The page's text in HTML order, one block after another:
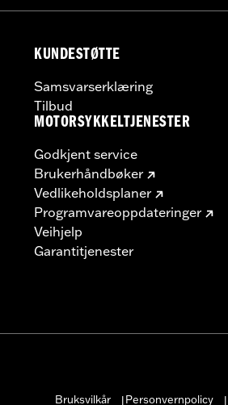
KUNDESTØTTE
Samsvarserklæring
Tilbud
MOTORSYKKELTJENESTER
Godkjent service
Brukerhåndbøker
Vedlikeholdsplaner
Programvareoppdateringer
Veihjelp
Garantitjenester
Bruksvilkår
Personvernpolicy